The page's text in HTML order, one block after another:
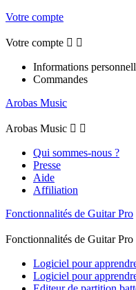
Votre compte
Votre compte  
Informations
Commandes
Arobas Music
Arobas Music  
Qui sommes-nous ?
Presse
Aide
Affiliation
Fonctionnalités de Guitar Pro
Fonctionnalités de Guitar Pro
Logiciel pour
Logiciel pour